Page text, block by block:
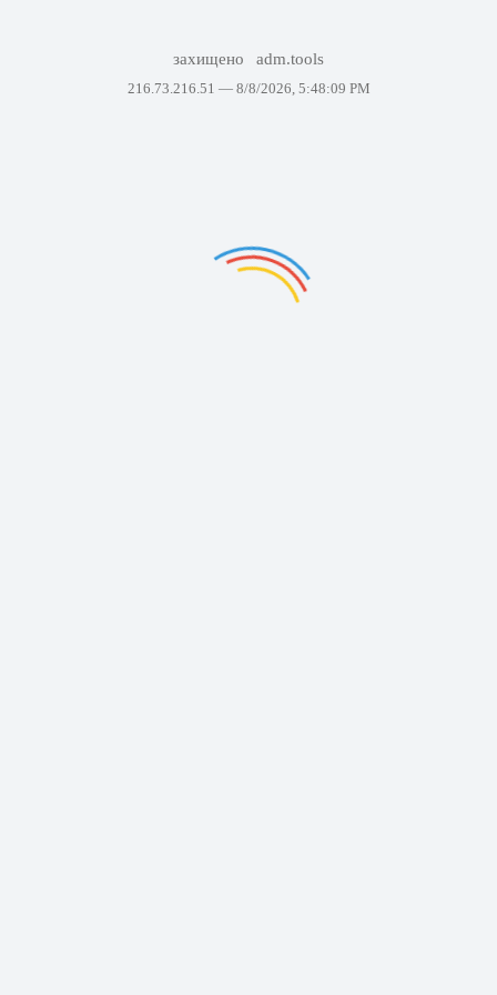
захищено adm.tools
216.73.216.51 — 8/8/2026, 5:48:09 PM